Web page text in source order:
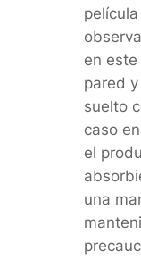
en
pared
suelto
caso
el
una